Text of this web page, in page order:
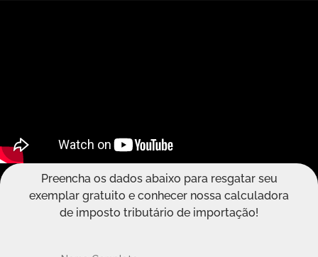
Preencha os dados abaixo para resgatar seu
exemplar gratuito e conhecer nossa calculadora
de imposto tributário de importação!